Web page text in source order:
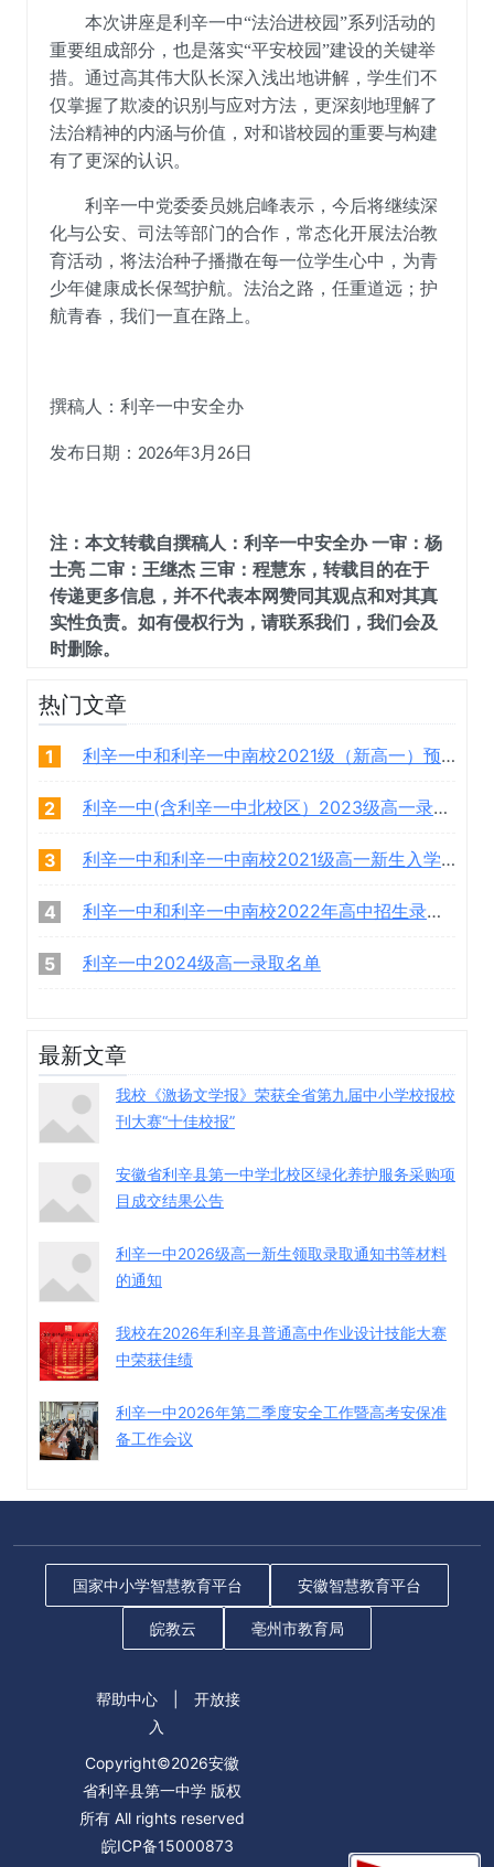
本次讲座是利辛一中“法治进校园”系列活动的
重要组成部分，也是落实“平安校园”建设的关键举
措。通过高其伟大队长深入浅出地讲解，学生们不
仅掌握了欺凌的识别与应对方法，更深刻地理解了
法治精神的内涵与价值 ， 对和谐校园的重要与构建
有了更深的认识。
利辛一中党委委员姚启峰表示，今后将继续深
化与公安、司法等部门的合作，常态化开展法治教
育活动，将法治种子播撒在每一位学生心中，为青
少年健康成长保驾护航。 法治之路，任重道远；护
航青春，我们一直在路上。
撰稿人：利辛一中安全办
发布日期： 2026年3月 26日
注：本文转载自撰稿人：利辛一中安全办 一审：杨
士亮 二审：王继杰 三审：程慧东，转载目的在于
传递更多信息，并不代表本网赞同其观点和对其真
实性负责。如有侵权行为，请联系我们，我们会及
时删除。
热门文章
1 利辛一中和利辛一中南校2021级（新高一）预录取学生名单
2 利辛一中(含利辛一中北校区）2023级高一录取学生名单
3 利辛一中和利辛一中南校2021级高一新生入学须知
4 利辛一中和利辛一中南校2022年高中招生录取名单
5 利辛一中2024级高一录取名单
最新文章
我校《激扬文学报》荣获全省第九届中小学校报校
刊大赛“十佳校报”
安徽省利辛县第一中学北校区绿化养护服务采购项
目成交结果公告
利辛一中2026级高一新生领取录取通知书等材料
的通知
我校在2026年利辛县普通高中作业设计技能大赛
中荣获佳绩
利辛一中2026年第二季度安全工作暨高考安保准
备工作会议
国家中小学智慧教育平台 安徽智慧教育平台
皖教云 亳州市教育局
帮助中心
开放接
入
Copyright©2026安徽
省利辛县第一中学 版权
所有 All rights reserved
皖ICP备15000873